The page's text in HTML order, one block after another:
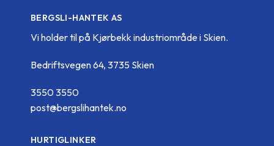
BERGSLI-HANTEK AS
Vi holder til på Kjørbekk industriområde i Skien.
Bedriftsvegen 64, 3735 Skien
3550 3550
post@bergslihantek.no
HURTIGLINKER